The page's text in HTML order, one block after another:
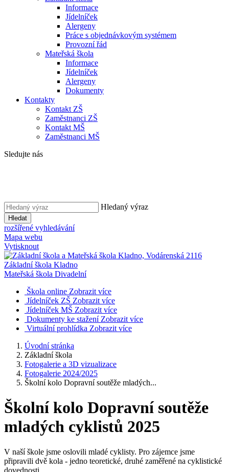
Informace
Jídelníček
Alergeny
Práce s objednávkovým systémem
Provozní řád
Mateřská škola
Informace
Jídelníček
Alergeny
Dokumenty
Kontakty
Kontakt ZŠ
Zaměstnanci ZŠ
Kontakt MŠ
Zaměstnanci MŠ
Sledujte nás
Hledaný výraz
Hledat
rozšířené vyhledávání
Mapa webu
Vytisknout
Základní škola Kladno
Mateřská škola Divadelní
Škola online Zobrazit více
Jídelníček ZŠ Zobrazit více
Jídelníček MŠ Zobrazit více
Dokumenty ke stažení Zobrazit více
Virtuální prohlídka Zobrazit více
Úvodní stránka
Základní škola
Fotogalerie a 3D vizualizace
Fotogalerie 2024/2025
Školní kolo Dopravní soutěže mladých...
Školní kolo Dopravní soutěže
mladých cyklistů 2025
V naší škole jsme oslovili mladé cyklisty. Pro zájemce jsme
připravili dvě kola - jedno teoretické, druhé zaměřené na cyklistické
dovednosti.